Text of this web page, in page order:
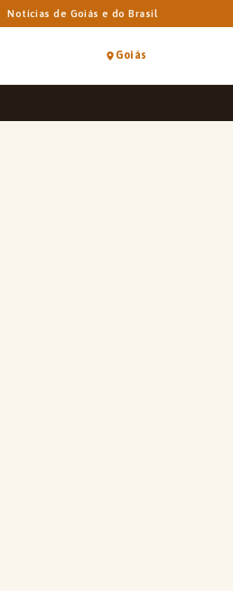
Notícias de Goiás e do Brasil
Goiás